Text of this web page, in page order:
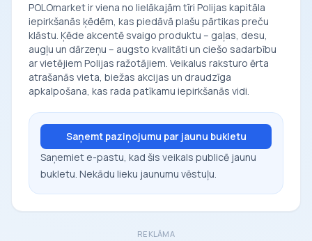
POLOmarket ir viena no lielākajām tīri Polijas kapitāla
iepirkšanās ķēdēm, kas piedāvā plašu pārtikas preču
klāstu. Ķēde akcentē svaigo produktu – gaļas, desu,
augļu un dārzeņu – augsto kvalitāti un ciešo sadarbību
ar vietējiem Polijas ražotājiem. Veikalus raksturo ērta
atrašanās vieta, biežas akcijas un draudzīga
apkalpošana, kas rada patīkamu iepirkšanās vidi.
Saņemt paziņojumu par jaunu bukletu
Saņemiet e-pastu, kad šis veikals publicē jaunu
bukletu. Nekādu lieku jaunumu vēstuļu.
REKLĀMA